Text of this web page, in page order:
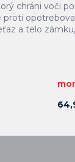
chráni voči
proti
a telo